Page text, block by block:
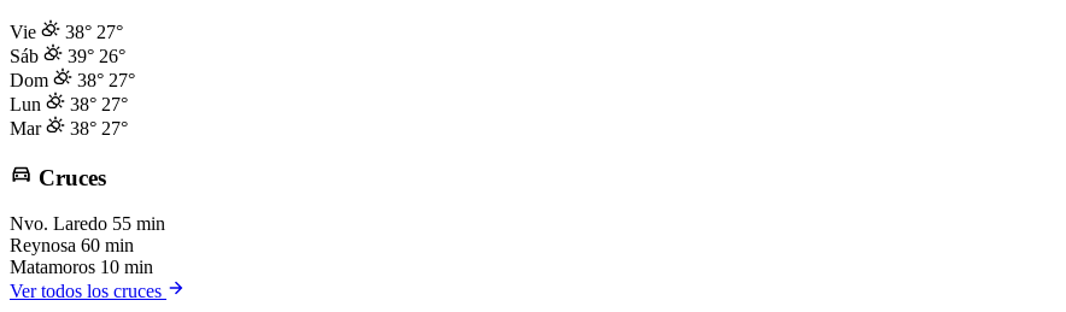
Vie 38° 27°
Sáb
39° 26°
Dom
38° 27°
Lun
38° 27°
Mar
38° 27°
Cruces
Nvo. Laredo 55 min
Reynosa 60 min
Matamoros 10 min
Ver todos los cruces